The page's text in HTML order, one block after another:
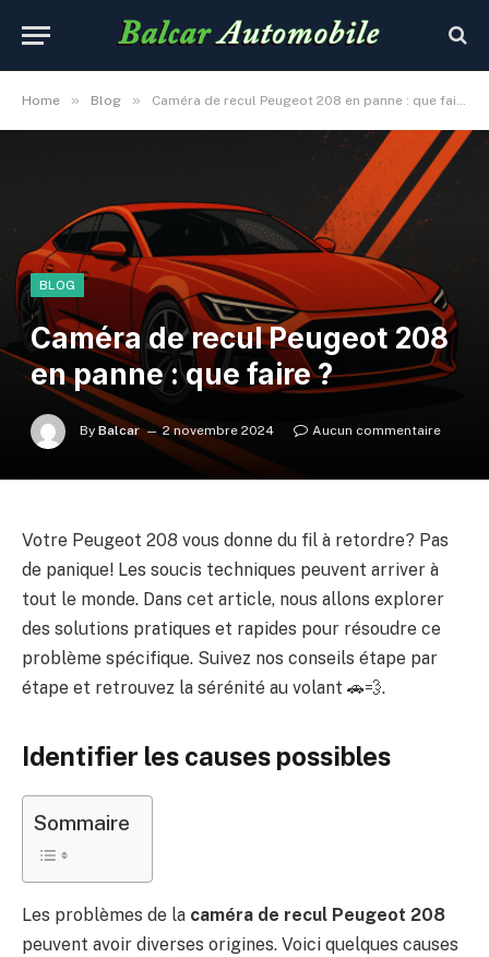
Home » Blog » Caméra de recul Peugeot 208 en panne : que faire ?
BLOG
Caméra de recul Peugeot 208
en panne : que faire ?
By Balcar 2 novembre 2024 Aucun commentaire
Votre Peugeot 208 vous donne du fil à retordre? Pas
de panique! Les soucis techniques peuvent arriver à
tout le monde. Dans cet article, nous allons explorer
des solutions pratiques et rapides pour résoudre ce
problème spécifique. Suivez nos conseils étape par
étape et retrouvez la sérénité au volant 🚗💨.
Identifier les causes possibles
Sommaire
Les problèmes de la caméra de recul Peugeot 208
peuvent avoir diverses origines. Voici quelques causes